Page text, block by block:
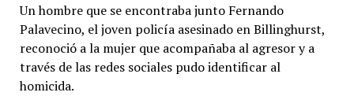
Un hombre que se encontraba junto Fernando
Palavecino, el joven policía asesinado en Billinghurst,
reconoció a la mujer que acompañaba al agresor y a
través de las redes sociales pudo identificar al
homicida.